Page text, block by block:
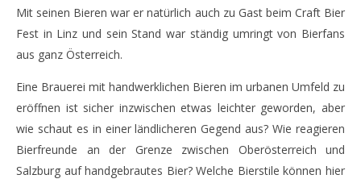
Ein Bier mit Bierschmied Mario Scheckenberger
April
2016
Monsta112
Mit seinen Bieren war er natürlich auch zu Gast beim Craft Bier
Fest in Linz und sein Stand war ständig umringt von Bierfans
aus ganz Österreich.
Eine Brauerei mit handwerklichen Bieren im urbanen Umfeld zu
eröffnen ist sicher inzwischen etwas leichter geworden, aber
wie schaut es in einer ländlicheren Gegend aus? Wie reagieren
Bierfreunde an der Grenze zwischen Oberösterreich und
Salzburg auf handgebrautes Bier? Welche Bierstile können hier